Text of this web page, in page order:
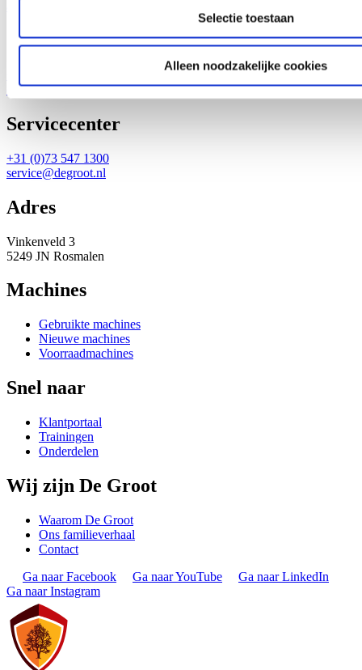
Selectie toestaan
Alleen noodzakelijke cookies
Onderdelen
onderdelen@degroot.nl
Servicecenter
+31 (0)73 547 1300
service@degroot.nl
Adres
Vinkenveld 3
5249 JN Rosmalen
Machines
Gebruikte machines
Nieuwe machines
Voorraadmachines
Snel naar
Klantportaal
Trainingen
Onderdelen
Wij zijn De Groot
Waarom De Groot
Ons familieverhaal
Contact
Ga naar Facebook
Ga naar YouTube
Ga naar LinkedIn
Ga naar Instagram